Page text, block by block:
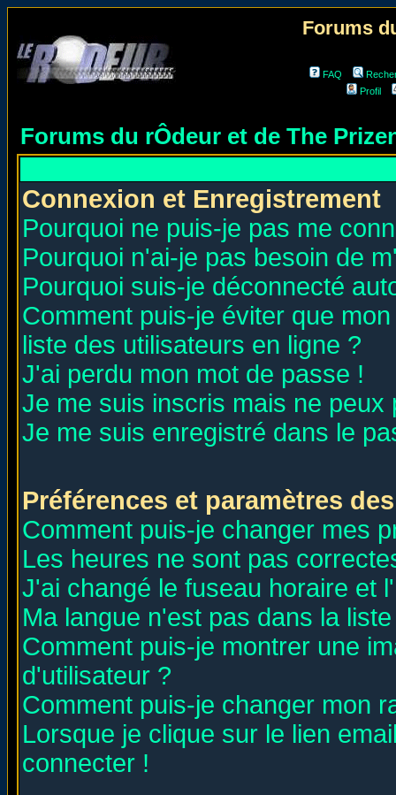
Forums
FAQ
Profil
Forums du rÔdeur et de The
Connexion et Enregistrement
Pourquoi ne puis-je pas me
Pourquoi n'ai-je pas besoin de
Pourquoi suis-je déconnecté
Comment puis-je éviter que
liste des utilisateurs en ligne ?
J'ai perdu mon mot de passe !
Je me suis inscris mais ne peux
Je me suis enregistré dans le
Préférences et paramètres
Comment puis-je changer mes
Les heures ne sont pas
J'ai changé le fuseau horaire et
Ma langue n'est pas dans la
Comment puis-je montrer une
d'utilisateur ?
Comment puis-je changer mon
Lorsque je clique sur le lien
connecter !